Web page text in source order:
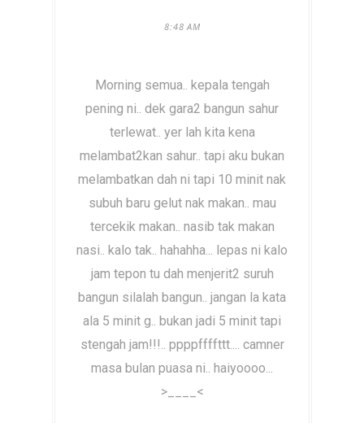
8:48 AM
Morning semua.. kepala tengah
pening ni.. dek gara2 bangun sahur
terlewat.. yer lah kita kena
melambat2kan sahur.. tapi aku bukan
melambatkan dah ni tapi 10 minit nak
subuh baru gelut nak makan.. mau
tercekik makan.. nasib tak makan
nasi.. kalo tak.. hahahha... lepas ni kalo
jam tepon tu dah menjerit2 suruh
bangun silalah bangun.. jangan la kata
ala 5 minit g.. bukan jadi 5 minit tapi
stengah jam!!!.. ppppffffttt.... camner
masa bulan puasa ni.. haiyoooo...
>____<